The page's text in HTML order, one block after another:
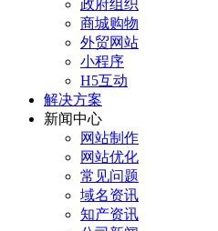
政府组织
商城购物
外贸网站
小程序
H5互动
解决方案
新闻中心
网站制作
网站优化
常见问题
域名资讯
知产资讯